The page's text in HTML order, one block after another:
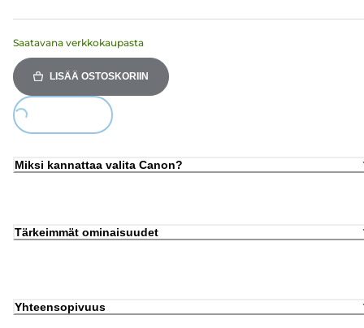
Saatavana verkkokaupasta
LISÄÄ OSTOSKORIIN
Loading...
Miksi kannattaa valita Canon?
Tärkeimmät ominaisuudet
Yhteensopivuus